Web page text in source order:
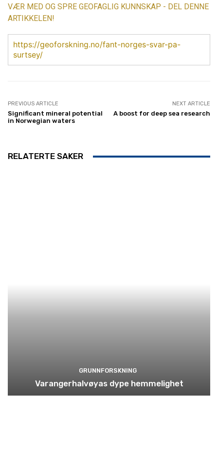
VÆR MED OG SPRE GEOFAGLIG KUNNSKAP - DEL DENNE
ARTIKKELEN!
https://geoforskning.no/fant-norges-svar-pa-
surtsey/
PREVIOUS ARTICLE
Significant mineral potential
in Norwegian waters
NEXT ARTICLE
A boost for deep sea research
RELATERTE SAKER
GRUNNFORSKNING
Varangerhalvøyas dype hemmelighet